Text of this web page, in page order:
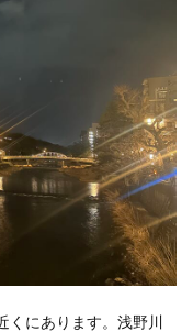
くにあります。浅野川